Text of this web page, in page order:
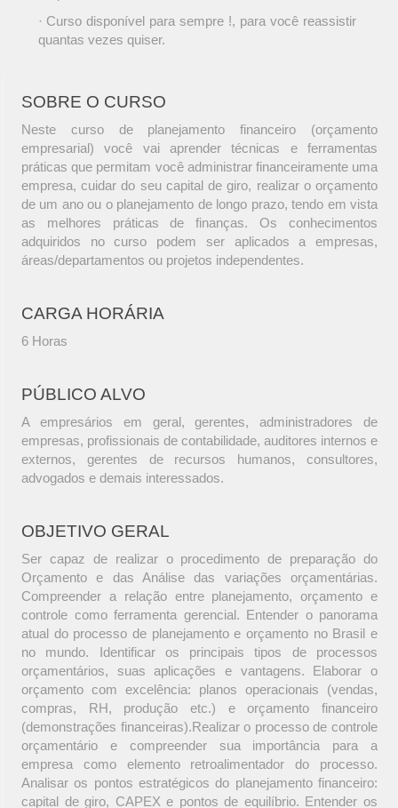
· Curso disponível para sempre !, para você reassistir
quantas vezes quiser.
SOBRE O CURSO
Neste curso de planejamento financeiro (orçamento
empresarial) você vai aprender técnicas e ferramentas
práticas que permitam você administrar financeiramente uma
empresa, cuidar do seu capital de giro, realizar o orçamento
de um ano ou o planejamento de longo prazo, tendo em vista
as melhores práticas de finanças. Os conhecimentos
adquiridos no curso podem ser aplicados a empresas,
áreas/departamentos ou projetos independentes.
CARGA HORÁRIA
6 Horas
PÚBLICO ALVO
A empresários em geral, gerentes, administradores de
empresas, profissionais de contabilidade, auditores internos e
externos, gerentes de recursos humanos, consultores,
advogados e demais interessados.
OBJETIVO GERAL
Ser capaz de realizar o procedimento de preparação do
Orçamento e das Análise das variações orçamentárias.
Compreender a relação entre planejamento, orçamento e
controle como ferramenta gerencial. Entender o panorama
atual do processo de planejamento e orçamento no Brasil e
no mundo. Identificar os principais tipos de processos
orçamentários, suas aplicações e vantagens. Elaborar o
orçamento com excelência: planos operacionais (vendas,
compras, RH, produção etc.) e orçamento financeiro
(demonstrações financeiras).Realizar o processo de controle
orçamentário e compreender sua importância para a
empresa como elemento retroalimentador do processo.
Analisar os pontos estratégicos do planejamento financeiro:
capital de giro, CAPEX e pontos de equilíbrio. Entender os